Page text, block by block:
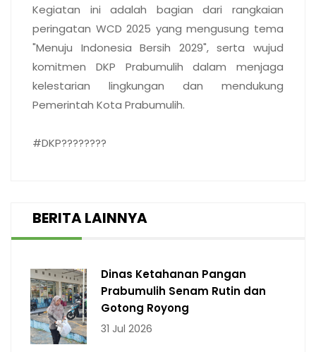
Kegiatan ini adalah bagian dari rangkaian
peringatan WCD 2025 yang mengusung tema
"Menuju Indonesia Bersih 2029", serta wujud
komitmen DKP Prabumulih dalam menjaga
kelestarian lingkungan dan mendukung
Pemerintah Kota Prabumulih.
#DKP????????
BERITA LAINNYA
Dinas Ketahanan Pangan
Prabumulih Senam Rutin dan
Gotong Royong
31 Jul 2026